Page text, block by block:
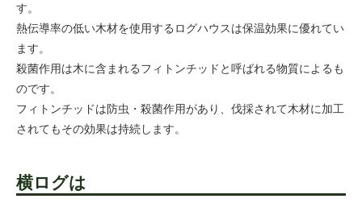
す。
熱伝導率の低い木材を使用するログハウスは保温効果に優れてい
ます。
殺菌作用は木に含まれるフィトンチッドと呼ばれる物質によるも
のです。
フィトンチッドは防虫・殺菌作用があり、伐採されて木材に加工
されてもその効果は持続します。
横ログは